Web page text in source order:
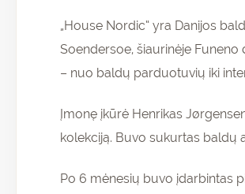
„House Nordic“ yra Danijos
Soendersoe, šiaurinėje
– nuo baldų parduotuvių iki
Įmonę įkūrė Henrikas
kolekciją. Buvo sukurtas baldų
Po 6 mėnesių buvo įdarbintas